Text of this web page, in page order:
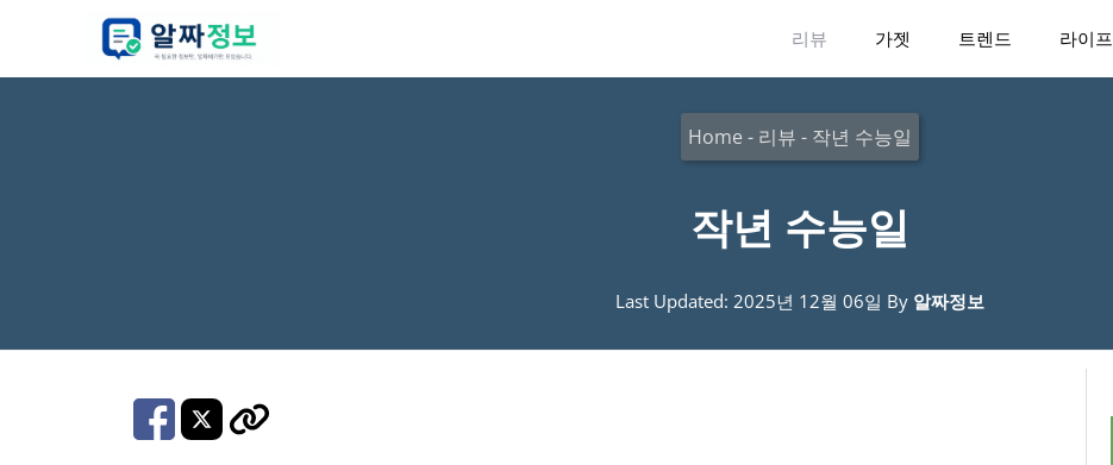
리뷰 가젯 트렌드 라이프
Home - 리뷰 - 작년 수능일
작년 수능일
Last Updated: 2025년 12월 06일 By 알짜정보